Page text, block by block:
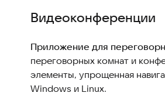
Видеоконференции
Приложение для
переговорных комнат и
элементы, упрощенная
Windows и Linux.